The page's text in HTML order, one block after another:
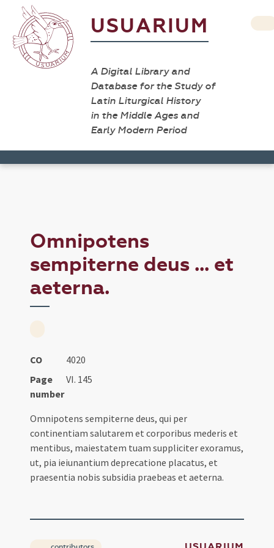
USUARIUM
A Digital Library and
Database for the Study of
Latin Liturgical History
in the Middle Ages and
Early Modern Period
Omnipotens
sempiterne deus ... et
aeterna.
CO
4020
Page
number
VI. 145
Omnipotens sempiterne deus, qui per
continentiam salutarem et corporibus mederis et
mentibus, maiestatem tuam suppliciter exoramus,
ut, pia ieiunantium deprecatione placatus, et
praesentia nobis subsidia praebeas et aeterna.